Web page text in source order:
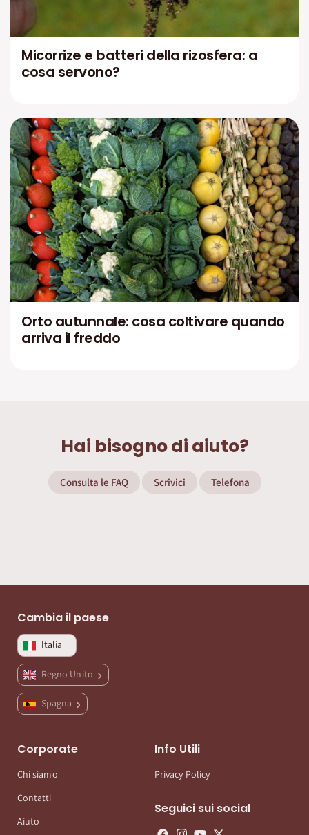
Micorrize e batteri della rizosfera: a
cosa servono?
Orto autunnale: cosa coltivare quando
arriva il freddo
Hai bisogno di aiuto?
Consulta le FAQ Scrivici Telefona
Cambia il paese
Italia
Regno Unito
Spagna
Corporate
Chi siamo
Contatti
Aiuto
Info Utili
Privacy Policy
Seguici sui social